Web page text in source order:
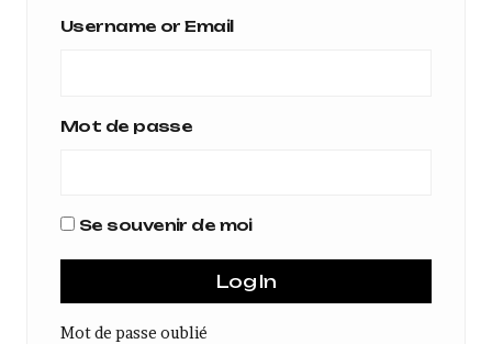
Username or Email
Mot de passe
Se souvenir de moi
Mot de passe oublié